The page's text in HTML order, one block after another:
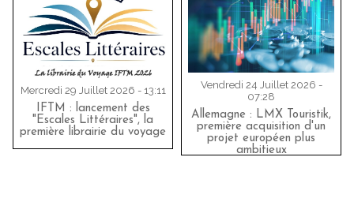
Mercredi 29 Juillet 2026 - 13:11
IFTM : lancement des
"Escales Littéraires", la
première librairie du voyage
Vendredi 24 Juillet 2026 -
07:28
Allemagne : LMX Touristik,
première acquisition d'un
projet européen plus
ambitieux